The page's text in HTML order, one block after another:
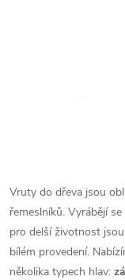
Vruty do dřeva jsou
řemeslníků. Vyrábějí
pro delší životnost
bílém provedení.
několika typech hlav: